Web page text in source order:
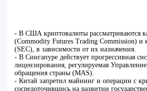
- В США криптовалюты рассматриваются
(Commodity Futures Trading Commission) и
(SEC), в зависимости от их назначения.
- В Сингапуре действует прогрессивная
лицензирования, регулируемая
обращения страны (MAS).
- Китай запретил майнинг и операции с
сосредоточившись на развитии